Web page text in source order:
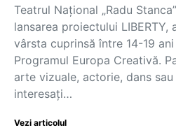
Teatrul Național „Radu
lansarea proiectului
vârsta cuprinsă între 14-19
Programul Europa Creativă.
arte vizuale, actorie, dans
interesați…
Vezi articolul